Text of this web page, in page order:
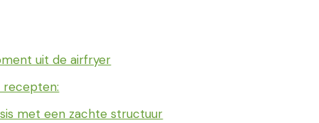
uit de airfryer
recepten:
met een zachte structuur